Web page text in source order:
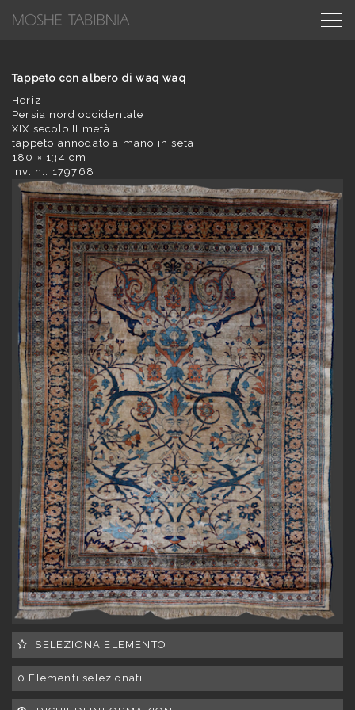
Tappeto con albero di waq waq
Heriz
Persia nord occidentale
XIX secolo II metà
tappeto annodato a mano in seta
180 × 134 cm
Inv. n.: 179768
SELEZIONA ELEMENTO
0 Elementi selezionati